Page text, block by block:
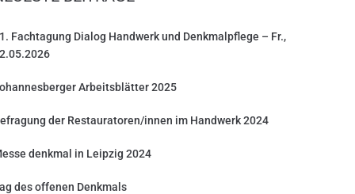
Fachtagung Dialog Handwerk und Denkmalpflege – Fr.,
Arbeitsblätter 2025
der Restauratoren/innen im Handwerk 2024
denkmal in Leipzig 2024
des offenen Denkmals